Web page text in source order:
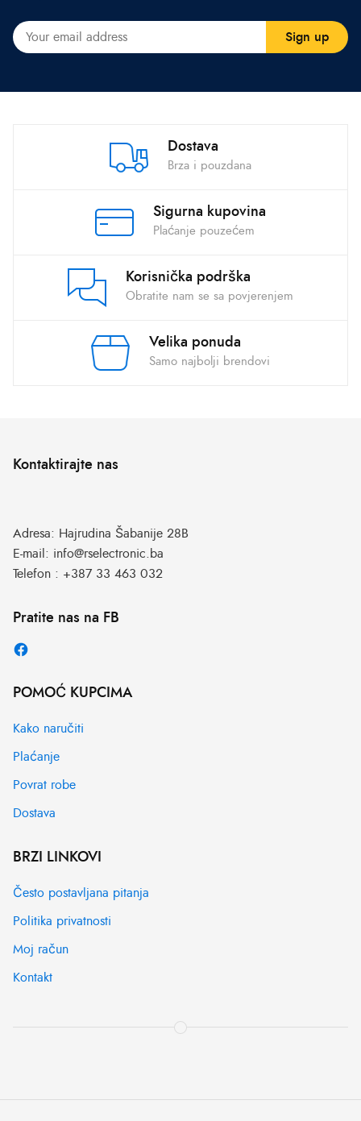
Dostava
Brza i pouzdana
Sigurna kupovina
Plaćanje pouzećem
Korisnička podrška
Obratite nam se sa povjerenjem
Velika ponuda
Samo najbolji brendovi
Kontaktirajte nas
Adresa: Hajrudina Šabanije 28B
E-mail: info@rselectronic.ba
Telefon : +387 33 463 032
Pratite nas na FB
POMOĆ KUPCIMA
Kako naručiti
Plaćanje
Povrat robe
Dostava
BRZI LINKOVI
Često postavljana pitanja
Politika privatnosti
Moj račun
Kontakt